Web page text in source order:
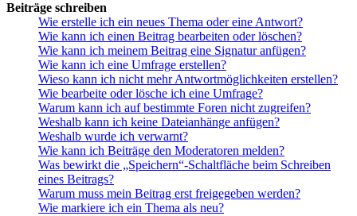
Beiträge schreiben
Wie erstelle ich ein neues Thema oder eine Antwort?
Wie kann ich einen Beitrag bearbeiten oder löschen?
Wie kann ich meinem Beitrag eine Signatur anfügen?
Wie kann ich eine Umfrage erstellen?
Wieso kann ich nicht mehr Antwortmöglichkeiten erstellen?
Wie bearbeite oder lösche ich eine Umfrage?
Warum kann ich auf bestimmte Foren nicht zugreifen?
Weshalb kann ich keine Dateianhänge anfügen?
Weshalb wurde ich verwarnt?
Wie kann ich Beiträge den Moderatoren melden?
Was bewirkt die „Speichern“-Schaltfläche beim Schreiben
eines Beitrags?
Warum muss mein Beitrag erst freigegeben werden?
Wie markiere ich ein Thema als neu?